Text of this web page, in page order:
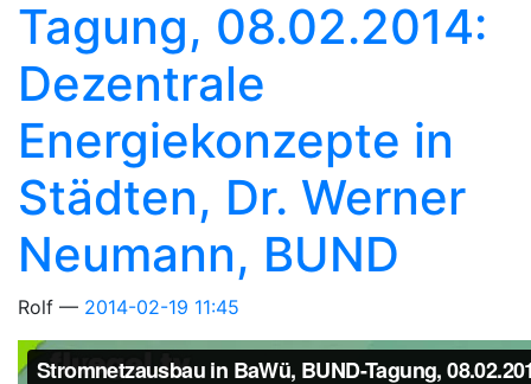
Tagung, 08.02.2014:
Dezentrale
Energiekonzepte in
Städten, Dr. Werner
Neumann, BUND
Rolf 2014-02-19 11:45